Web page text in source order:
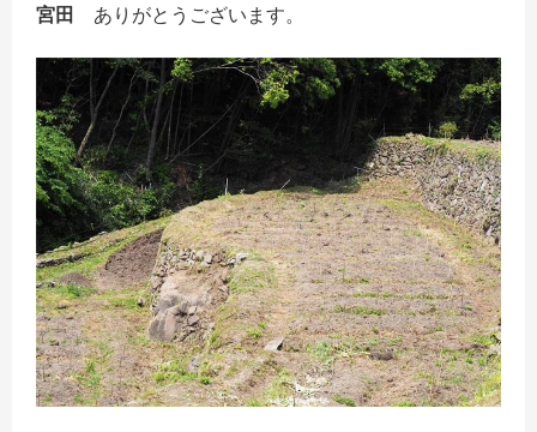
宮田 ありがとうございます。